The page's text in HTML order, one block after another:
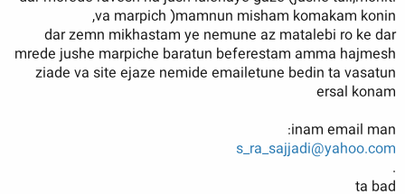
va marpich )mamnun misham komakam konin,
dar zemn mikhastam ye nemune az matalebi ro ke dar
mrede jushe marpiche baratun beferestam amma hajmesh
ziade va site ejaze nemide emailetune bedin ta vasatun
ersal konam
inam email man:
s_ra_sajjadi@yahoo.com
.
ta bad